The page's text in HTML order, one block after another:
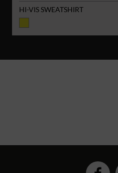
HI-VIS SWEATSHIRT